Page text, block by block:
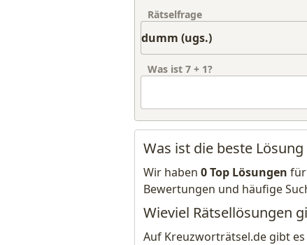
Rätselfrage
Was ist 7 + 1?
Was ist die beste
Wir haben 0 Top Lösungen für
Bewertungen und häufige
Wieviel Rätsellösungen
Auf Kreuzworträtsel.de gibt es